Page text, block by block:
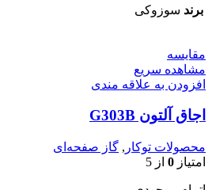
برند سوزوکی
مقایسه
مشاهده سریع
افزودن به علاقه مندی
اجاق آلتون G303B
محصولات توکار , گاز صفحه‌ای
امتیاز 0 از 5